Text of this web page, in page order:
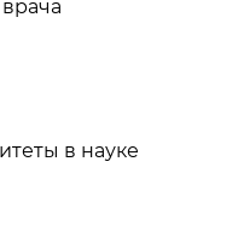
в науке